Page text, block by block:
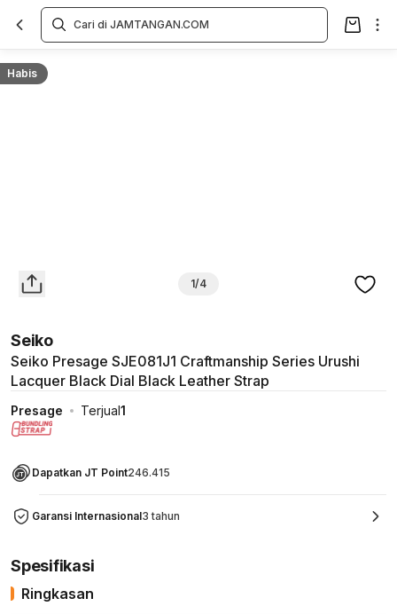
Habis
1/4
Seiko
Seiko Presage SJE081J1 Craftmanship Series Urushi
Lacquer Black Dial Black Leather Strap
Presage Terjual1
Dapatkan JT Point246.415
Garansi Internasional3 tahun
Overview
Spesifikasi
Ringkasan